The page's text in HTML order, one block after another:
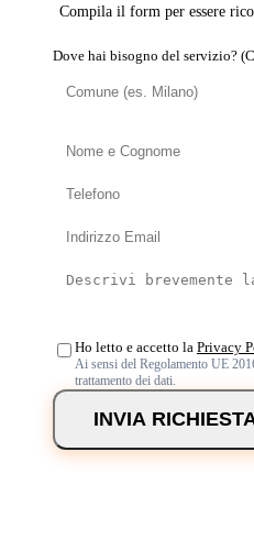
Compila il form per essere
Dove hai bisogno del servizio?
Ho letto e accetto la Privacy
Ai sensi del Regolamento UE
trattamento dei dati.
INVIA